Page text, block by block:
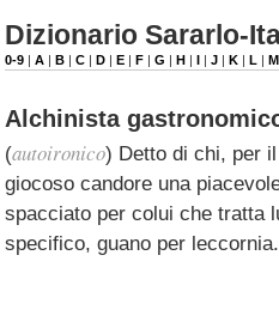
Dizionario Sararlo-
0-9 |A |B |C |D |E |F |G |H |I |J |K |L |M
Alchinista
(autoironico) Detto di chi, per
giocoso candore una
spacciato per colui che tratta
specifico, guano per leccornia.